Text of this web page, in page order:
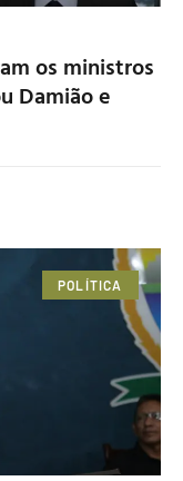
os ministros
Damião e
POLÍTICA